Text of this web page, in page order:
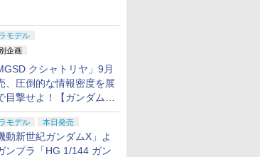
モデル
企画
クシャトリヤ」9月
、圧倒的な情報密度を展
目撃せよ！【ガンダムベ
撮り下ろし】
モデル 本日発売
動新世紀ガンダムX」よ
ンプラ「HG 1/144 ガン